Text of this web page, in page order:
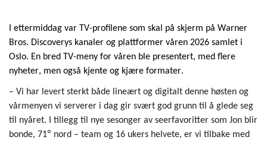
I ettermiddag var TV-profilene som skal på skjerm på Warner
Bros. Discoverys kanaler og plattformer våren 2026 samlet i
Oslo. En bred TV-meny for våren ble presentert, med flere
nyheter, men også kjente og kjære formater.
– Vi har levert sterkt både lineært og digitalt denne høsten og
vårmenyen vi serverer i dag gir svært god grunn til å glede seg
til nyåret.
I tillegg til nye sesonger av seerfavoritter som Jon blir
bonde, 71° nord – team og 16 ukers helvete, er vi tilbake med